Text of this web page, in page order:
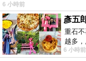
6 小時前
彥五
重石
越多
習慣一
6 小時前